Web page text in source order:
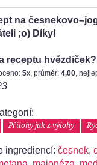
na
;o) Díky!
receptu hvězdiček?
5x, průměr: 4,00,
Přílohy jak z výlohy
ingrediencí: česnek,